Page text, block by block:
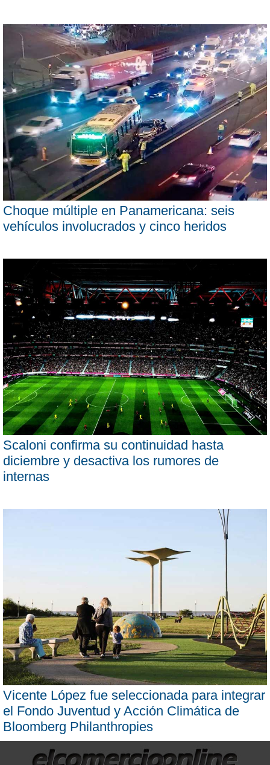
Choque múltiple en Panamericana: seis
vehículos involucrados y cinco heridos
Scaloni confirma su continuidad hasta
diciembre y desactiva los rumores de
internas
Vicente López fue seleccionada para integrar
el Fondo Juventud y Acción Climática de
Bloomberg Philanthropies